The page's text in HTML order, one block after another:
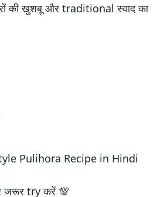
की खुशबू और traditional स्वाद का
Pulihora Recipe in Hindi
जरूर try करें 💯